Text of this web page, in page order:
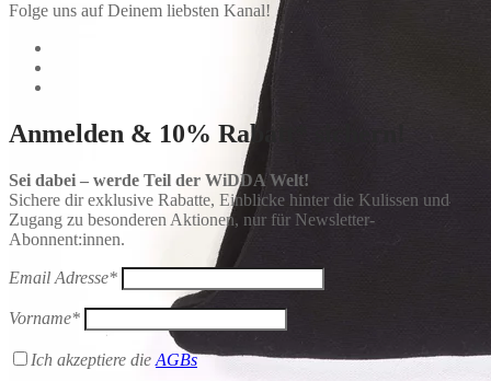
Folge uns auf Deinem liebsten Kanal!
Anmelden & 10% Rabatt* sichern!
Sei dabei – werde Teil der WiDDA Welt!
Sichere dir exklusive Rabatte, Einblicke hinter die Kulissen und
Zugang zu besonderen Aktionen, nur für Newsletter-
Abonnent:innen.
Email Adresse*
Vorname*
Ich akzeptiere die AGBs